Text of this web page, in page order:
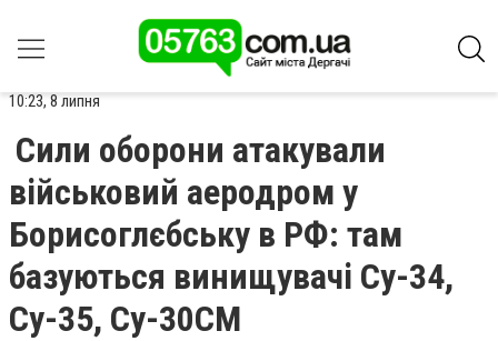
10:23, 8 липня
Сили оборони атакували
військовий аеродром у
Борисоглєбську в РФ: там
базуються винищувачі Су-34,
Су-35, Су-30СМ